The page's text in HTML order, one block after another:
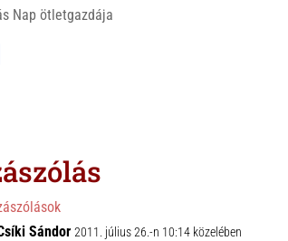
Nap ötletgazdája
o
o
k
Sándor 2011. július 26.-n 10:14 közelében